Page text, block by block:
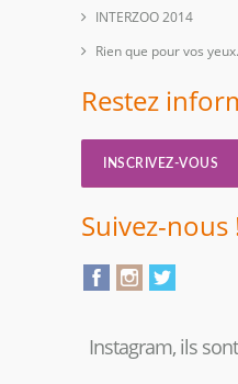
INTERZOO 2014
Rien que pour vos
Restez
INSCRIVEZ-VOUS
Suivez-nous
Instagram, ils